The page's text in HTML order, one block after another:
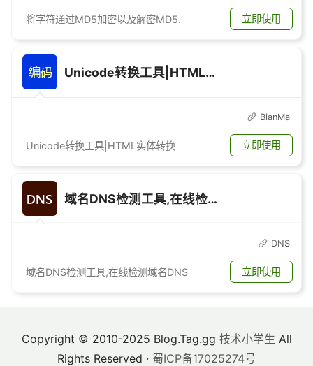
将字符通过MD5加密以及解密MD5. 立即使用
Unicode转换工具|HTML实体转换|Base64转换|URL编码|服务器带宽计算图片转换Base64编码
BianMa
Unicode转换工具|HTML实体转换 立即使用
域名DNS检测工具,在线检测域名DNS
DNS
域名DNS检测工具,在线检测域名DNS 立即使用
Copyright © 2010-2025 Blog.Tag.gg 技术小学生 All
Rights Reserved · 蜀ICP备17025274号